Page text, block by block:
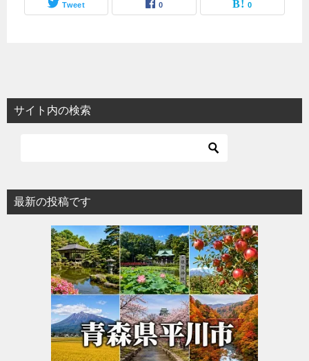
Tweet 0 0
サイト内の検索
最新の投稿です